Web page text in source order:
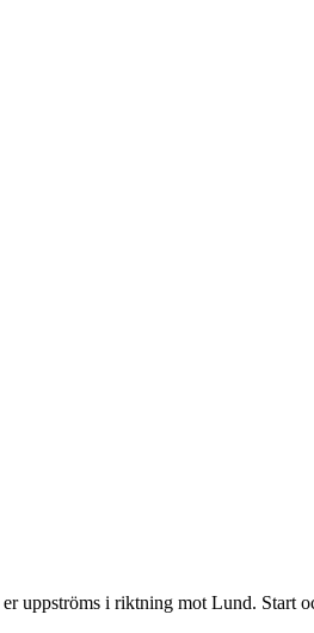
uppströms i riktning mot Lund. Start